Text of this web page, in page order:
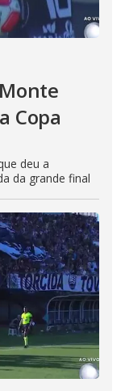
Copa
deu a
da grande final